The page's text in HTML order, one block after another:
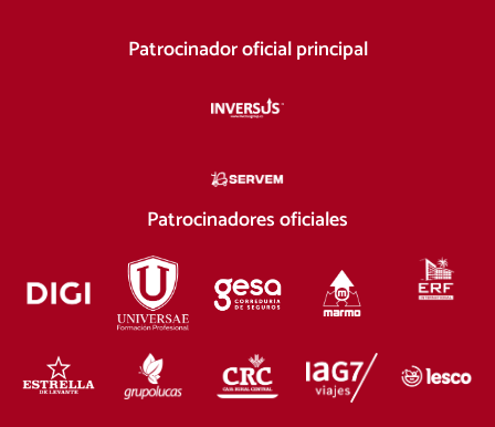
Patrocinador oficial principal
Patrocinadores oficiales